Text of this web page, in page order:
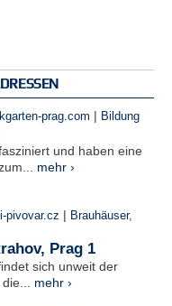
prag.com | Bildung
und haben eine
mehr ›
pivovar.cz | Brauhäuser,
Prag 1
sich unweit der
mehr ›